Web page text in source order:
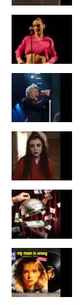
SUJETS ASSOCIÉS: